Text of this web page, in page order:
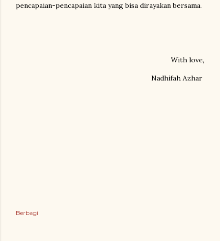
pencapaian-pencapaian kita yang bisa dirayakan bersama.
With love,
Nadhifah Azhar
Berbagi